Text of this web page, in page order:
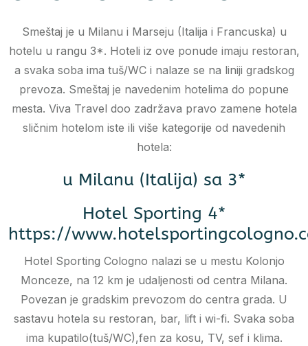
Smeštaj je u Milanu i Marseju (Italija i Francuska) u
hotelu u rangu 3*. Hoteli iz ove ponude imaju restoran,
a svaka soba ima tuš/WC i nalaze se na liniji gradskog
prevoza. Smeštaj je navedenim hotelima do popune
mesta. Viva Travel doo zadržava pravo zamene hotela
sličnim hotelom iste ili više kategorije od navedenih
hotela:
u Milanu (Italija) sa 3*
Hotel Sporting 4*
https://
Hotel Sporting Cologno nalazi se u mestu Kolonjo
Monceze, na 12 km je udaljenosti od centra Milana.
Povezan je gradskim prevozom do centra grada. U
sastavu hotela su restoran, bar, lift i wi-fi. Svaka soba
ima kupatilo(tuš/WC),fen za kosu, TV, sef i klima.